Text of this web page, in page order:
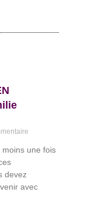
moins une fois
devez
avec